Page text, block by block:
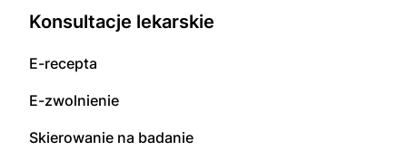
Konsultacje lekarskie
E-recepta
E-zwolnienie
Skierowanie na badanie